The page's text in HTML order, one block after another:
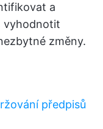
a
vyhodnotit
změny.
předpisů